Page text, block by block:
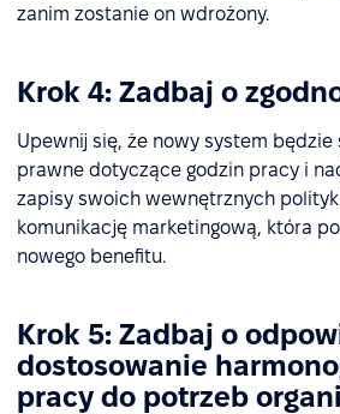
zanim zostanie on wdrożony.
Krok 4: Zadbaj o
Upewnij się, że nowy system będzie
prawne dotyczące godzin pracy i
zapisy swoich wewnętrznych
komunikację marketingową, która
nowego benefitu.
Krok 5: Zadbaj o
dostosowanie
pracy do potrzeb